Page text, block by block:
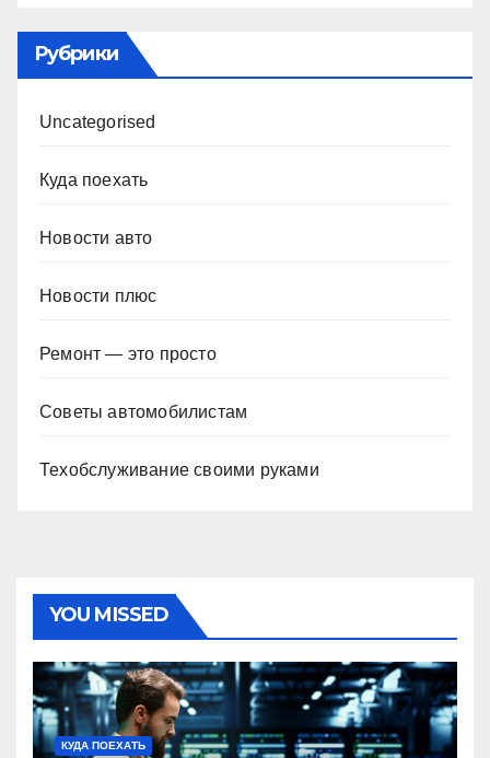
Рубрики
Uncategorised
Куда поехать
Новости авто
Новости плюс
Ремонт — это просто
Советы автомобилистам
Техобслуживание своими руками
YOU MISSED
КУДА ПОЕХАТЬ